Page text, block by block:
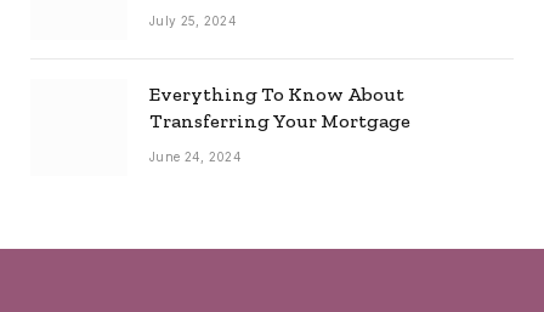
July 25, 2024
Everything To Know About
Transferring Your Mortgage
June 24, 2024